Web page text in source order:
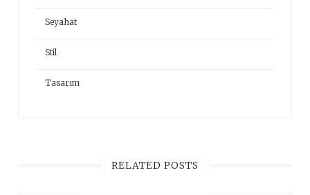
Seyahat
Stil
Tasarım
RELATED POSTS